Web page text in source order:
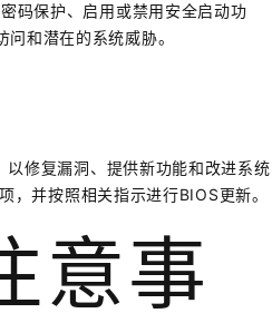
码保护、启用或禁用安全启动功
和潜在的系统威胁。
修复漏洞、提供新功能和改进系统
并按照相关指示进行BIOS更新。
意事